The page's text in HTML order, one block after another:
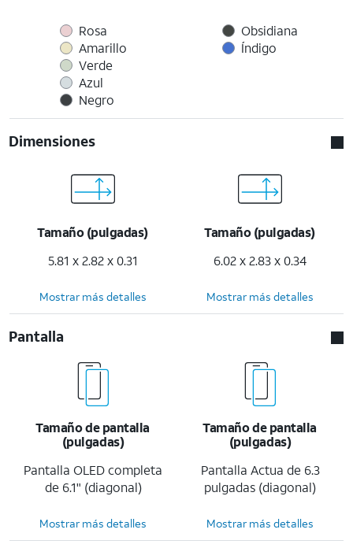
Rosa
Amarillo
Verde
Azul
Negro
Obsidiana
Índigo
Dimensiones
Tamaño (pulgadas)
5.81 x 2.82 x 0.31
Tamaño (pulgadas)
6.02 x 2.83 x 0.34
Mostrar más detalles Mostrar más detalles
Pantalla
Tamaño de pantalla
(pulgadas)
Pantalla OLED completa
de 6.1" (diagonal)
Tamaño de pantalla
(pulgadas)
Pantalla Actua de 6.3
pulgadas (diagonal)
Mostrar más detalles Mostrar más detalles